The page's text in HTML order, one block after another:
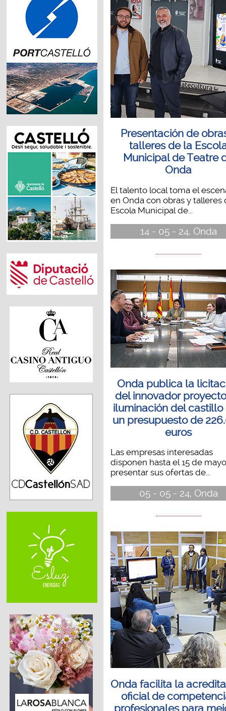
Presentación de
talleres de la
Municipal de Teatre
Onda
El talento local toma el
en Onda con obras y talleres
Escola Municipal de...
14 - 05 - 24, Onda
Onda publica la
del innovador
iluminación del castillo
un presupuesto de
euros
Las empresas interesadas
disponen hasta el 15 de
presentar sus ofertas de...
05 - 05 - 24, Onda
Onda facilita la
oficial de
profesionales para